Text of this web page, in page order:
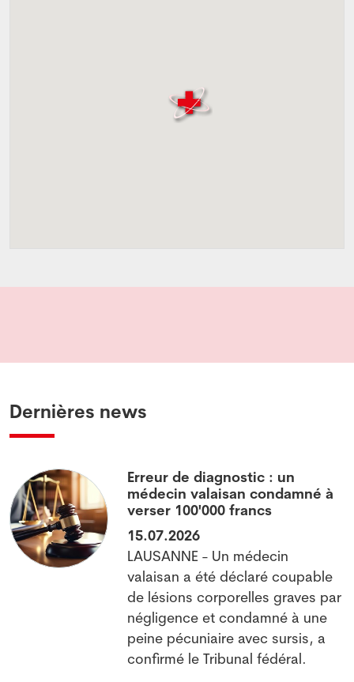
Dernières news
Erreur de diagnostic : un
médecin valaisan condamné à
verser 100'000 francs
15.07.2026
LAUSANNE - Un médecin
valaisan a été déclaré coupable
de lésions corporelles graves par
négligence et condamné à une
peine pécuniaire avec sursis, a
confirmé le Tribunal fédéral.